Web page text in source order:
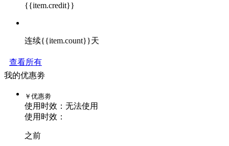
{{item.credit}}
连续{{item.count}}天
查看所有
我的优惠劵
￥ 优惠劵
使用时效： 无法使用
使用时效：
之前